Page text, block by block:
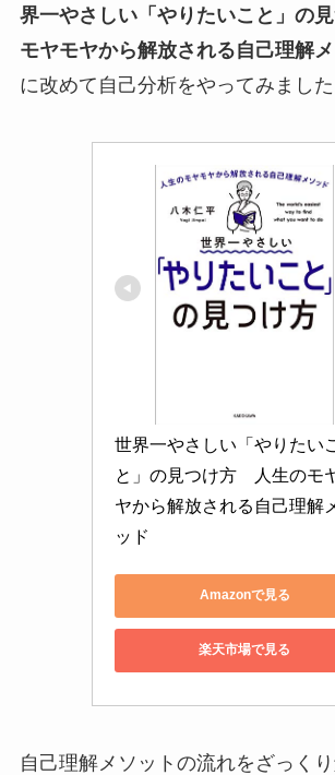
界一やさしい「やりたいこと」の
モヤモヤから解放される自己理解
に改めて自己分析をやってみました
世界一やさしい「やりたい
と」の見つけ方　人生のモ
ヤから解放される自己理解
ッド
Amazonで見る
楽天市場で見る
自己理解メソットの流れをざっく